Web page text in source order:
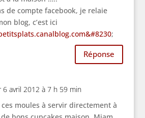
de compte facebook, je relaie
blog, c’est ici
;
Réponse
6 avril 2012 à 7 h 59 min
moules à servir directement à